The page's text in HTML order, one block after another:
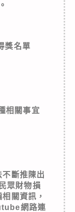
獎名單
相關事宜
斷推陳出
眾財物損
關資訊，
網路連